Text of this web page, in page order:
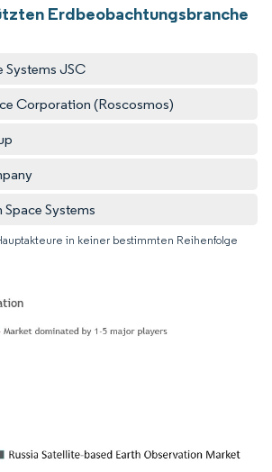
Erdbeobachtungsbranche
Systems JSC
Corporation (Roscosmos)
Systems
in keiner bestimmten Reihenfolge